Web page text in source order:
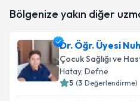
Takvim
oluşturun. Size bu
E-posta Adresiniz
Bölgenize yakın diğer
Dr. Öğr. Üyesi
Çocuk Sağlığı ve
Hatay, Defne
5 (3 Değerlendirme)